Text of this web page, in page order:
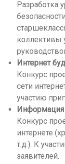
Разработка
коллективы
Интернет
Конкурс
сети
участию
Информация
Конкурс
интернете
т.д.). К
заявителей.